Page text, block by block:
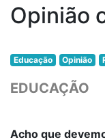
Opinião
Educação Opinião
EDUCAÇÃO
Acho que